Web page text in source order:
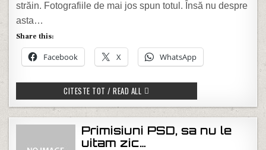
străin. Fotografiile de mai jos spun totul. Însă nu despre
asta…
Share this:
Facebook X WhatsApp
CITESTE TOT / READ ALL O “VIATA MAI BUNA” INCEPE CU CEI 7
Primisiuni PSD, sa nu le
uitam zic…